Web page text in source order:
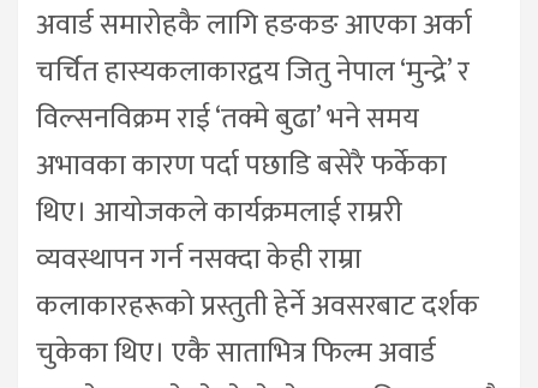
अवार्ड समारोहकै लागि हङकङ आएका अर्का
चर्चित हास्यकलाकारद्वय जितु नेपाल ‘मुन्द्रे’ र
विल्सनविक्रम राई ‘तक्मे बुढा’ भने समय
अभावका कारण पर्दा पछाडि बसेरै फर्केका
थिए। आयोजकले कार्यक्रमलाई राम्ररी
व्यवस्थापन गर्न नसक्दा केही राम्रा
कलाकारहरूको प्रस्तुती हेर्ने अवसरबाट दर्शक
चुकेका थिए। एकै साताभित्र फिल्म अवार्ड